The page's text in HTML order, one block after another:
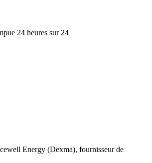
24 heures sur 24
Energy (Dexma), fournisseur de